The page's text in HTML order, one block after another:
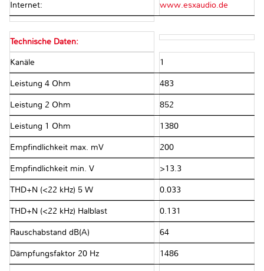
Internet: www.esxaudio.de
Technische Daten:
Kanäle 1
Leistung 4 Ohm 483
Leistung 2 Ohm 852
Leistung 1 Ohm 1380
Empfindlichkeit max. mV 200
Empfindlichkeit min. V >13.3
THD+N (<22 kHz) 5 W 0.033
THD+N (<22 kHz) Halblast 0.131
Rauschabstand dB(A) 64
Dämpfungsfaktor 20 Hz 1486